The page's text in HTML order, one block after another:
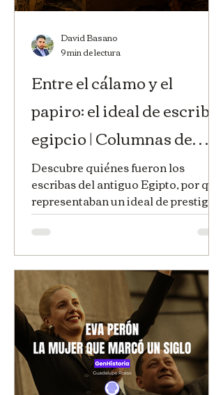
Entre el cálamo y el
papiro: el ideal de escriba
egipcio | Columnas de
Egipto | Huellas de la
Historia
Descubre quiénes fueron los
escribas del antiguo Egipto, por qué
representaban un ideal de prestigio
y poder, y qué revela la Sátira de los
Oficios sobre la educación, la
literatura sapiencial y la sociedad
egipcia.
David Basano
9 min de lectura